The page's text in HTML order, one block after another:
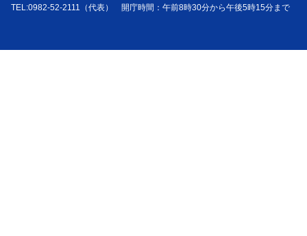
TEL:0982-52-2111（代表） 開庁時間：午前8時30分から午後5時15分まで